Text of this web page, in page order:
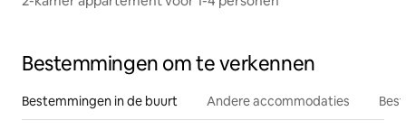
Bestemmingen om te verkennen
Bestemmingen in de buurt Andere accommodaties